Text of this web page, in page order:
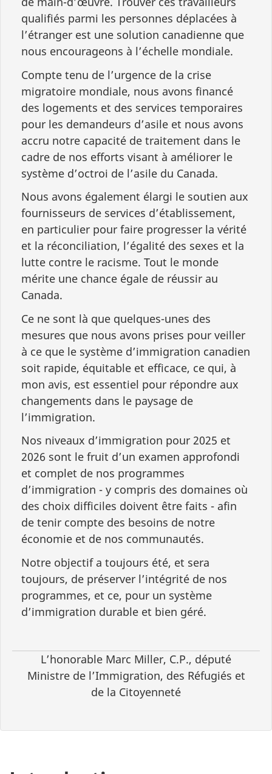
qualifiés parmi les personnes déplacées à
l’étranger est une solution canadienne que
nous encourageons à l’échelle mondiale.
Compte tenu de l’urgence de la crise
migratoire mondiale, nous avons financé
des logements et des services temporaires
pour les demandeurs d’asile et nous avons
accru notre capacité de traitement dans le
cadre de nos efforts visant à améliorer le
système d’octroi de l’asile du Canada.
Nous avons également élargi le soutien aux
fournisseurs de services d’établissement,
en particulier pour faire progresser la vérité
et la réconciliation, l’égalité des sexes et la
lutte contre le racisme. Tout le monde
mérite une chance égale de réussir au
Canada.
Ce ne sont là que quelques-unes des
mesures que nous avons prises pour veiller
à ce que le système d’immigration canadien
soit rapide, équitable et efficace, ce qui, à
mon avis, est essentiel pour répondre aux
changements dans le paysage de
l’immigration.
Nos niveaux d’immigration pour 2025 et
2026 sont le fruit d’un examen approfondi
et complet de nos programmes
d’immigration - y compris des domaines où
des choix difficiles doivent être faits - afin
de tenir compte des besoins de notre
économie et de nos communautés.
Notre objectif a toujours été, et sera
toujours, de préserver l’intégrité de nos
programmes, et ce, pour un système
d’immigration durable et bien géré.
L’honorable Marc Miller, C.P., député
Ministre de l’Immigration, des Réfugiés et
de la Citoyenneté